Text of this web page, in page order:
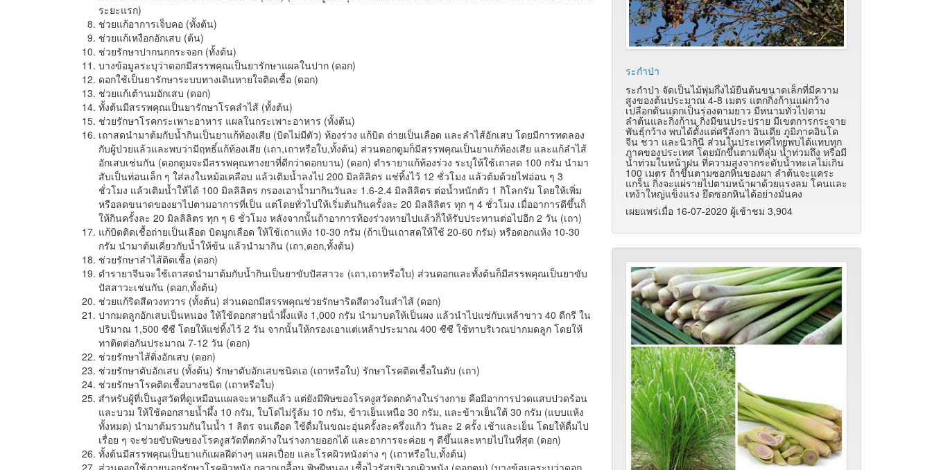
ระยะแรก)
ช่วยแก้อาการเจ็บคอ (ทั้งต้น)
ช่วยแก้เหงือกอักเสบ (ต้น)
ช่วยรักษาปากนกกระจอก (ทั้งต้น)
บางข้อมูลระบุว่าดอกมีสรรพคุณเป็นยารักษาแผลในปาก (ดอก)
ดอกใช้เป็นยารักษาระบบทางเดินหายใจติดเชื้อ (ดอก)
ช่วยแก้เต้านมอักเสบ (ดอก)
ทั้งต้นมีสรรพคุณเป็นยารักษาโรคลำไส้ (ทั้งต้น)
ช่วยรักษาโรคกระเพาะอาหาร แผลในกระเพาะอาหาร (ทั้งต้น)
เถาสดนำมาต้มกับน้ำกินเป็นยาแก้ท้องเสีย (บิดไม่มีตัว) ท้องร่วง แก้บิด ถ่ายเป็นเลือด และลำไส้อักเสบ โดยมีการทดลอง
กับผู้ป่วยแล้วและพบว่ามีฤทธิ์แก้ท้องเสีย (เถา,เถาหรือใบ,ทั้งต้น) ส่วนดอกตูมก็มีสรรพคุณเป็นยาแก้ท้องเสีย และแก้ลำไส้
อักเสบเช่นกัน (ดอกตูมจะมีสรรพคุณทางยาที่ดีกว่าดอกบาน) (ดอก) ตำรายาแก้ท้องร่วง ระบุให้ใช้เถาสด 100 กรัม นำมา
สับเป็นท่อนเล็ก ๆ ใส่ลงในหม้อเคลือบ แล้วเติมน้ำลงไป 200 มิลลิลิตร แช่ทิ้งไว้ 12 ชั่วโมง แล้วต้มด้วยไฟอ่อน ๆ 3
ชั่วโมง แล้วเติมน้ำให้ได้ 100 มิลลิลิตร กรองเอาน้ำมากินวันละ 1.6-2.4 มิลลิลิตร ต่อน้ำหนักตัว 1 กิโลกรัม โดยให้เพิ่ม
หรือลดขนาดของยาไปตามอาการที่เป็น แต่โดยทั่วไปให้เริ่มต้นกินครั้งละ 20 มิลลิลิตร ทุก ๆ 4 ชั่วโมง เมื่ออาการดีขึ้นก็
ให้กินครั้งละ 20 มิลลิลิตร ทุก ๆ 6 ชั่วโมง หลังจากนั้นถ้าอาการท้องร่วงหายไปแล้วก็ให้รับประทานต่อไปอีก 2 วัน (เถา)
แก้บิดติดเชื้อถ่ายเป็นเลือด บิดมูกเลือด ให้ใช้เถาแห้ง 10-30 กรัม (ถ้าเป็นเถาสดให้ใช้ 20-60 กรัม) หรือดอกแห้ง 10-30
กรัม นำมาต้มเคี่ยวกับน้ำให้ข้น แล้วนำมากิน (เถา,ดอก,ทั้งต้น)
ช่วยรักษาลำไส้ติดเชื้อ (ดอก)
ตำรายาจีนจะใช้เถาสดนำมาต้มกับน้ำกินเป็นยาขับปัสสาวะ (เถา,เถาหรือใบ) ส่วนดอกและทั้งต้นก็มีสรรพคุณเป็นยาขับ
ปัสสาวะเช่นกัน (ดอก,ทั้งต้น)
ช่วยแก้ริดสีดวงทวาร (ทั้งต้น) ส่วนดอกมีสรรพคุณช่วยรักษาริดสีดวงในลำไส้ (ดอก)
ปากมดลูกอักเสบเป็นหนอง ให้ใช้ดอกสายน้ําผึ้งแห้ง 1,000 กรัม นำมาบดให้เป็นผง แล้วนำไปแช่กับเหล้าขาว 40 ดีกรี ใน
ปริมาณ 1,500 ซีซี โดยให้แช่ทิ้งไว้ 2 วัน จากนั้นให้กรองเอาแต่เหล้าประมาณ 400 ซีซี ใช้ทาบริเวณปากมดลูก โดยให้
ทาติดต่อกันประมาณ 7-12 วัน (ดอก)
ช่วยรักษาไส้ติ่งอักเสบ (ดอก)
ช่วยรักษาตับอักเสบ (ทั้งต้น) รักษาตับอักเสบชนิดเอ (เถาหรือใบ) รักษาโรคติดเชื้อในตับ (เถา)
ช่วยรักษาโรคติดเชื้อบางชนิด (เถาหรือใบ)
สำหรับผู้ที่เป็นงูสวัดที่ดูเหมือนแผลจะหายดีแล้ว แต่ยังมีพิษของโรคงูสวัดตกค้างในร่างกาย คือมีอาการปวดแสบปวดร้อน
และบวม ให้ใช้ดอกสายน้ำผึ้ง 10 กรัม, ใบโด่ไม่รู้ล้ม 10 กรัม, ข้าวเย็นเหนือ 30 กรัม, และข้าวเย็นใต้ 30 กรัม (แบบแห้ง
ทั้งหมด) นำมาต้มรวมกันในน้ำ 1 ลิตร จนเดือด ใช้ดื่มในขณะอุ่นครั้งละครึ่งแก้ว วันละ 2 ครั้ง เช้าและเย็น โดยให้ดื่มไป
เรื่อย ๆ จะช่วยขับพิษของโรคงูสวัดที่ตกค้างในร่างกายออกได้ และอาการจะค่อย ๆ ดีขึ้นและหายไปในที่สุด (ดอก)
ทั้งต้นมีสรรพคุณเป็นยาแก้แผลฝีต่างๆ แผลเปื่อย และโรคผิวหนังต่าง ๆ (เถาหรือใบ,ทั้งต้น)
ส่วนดอกใช้ภายนอกรักษาโรคผิวหนัง กลากเกลื้อน พิษฝีหนอง เชื้อไวรัสบริเวณผิวหนัง (ดอกตูม) (บางข้อมูลระบุว่าดอก
ระกำป่า
ระกำป่า จัดเป็นไม้พุ่มกึ่งไม้ยืนต้นขนาดเล็กที่มีความ
สูงของต้นประมาณ 4-8 เมตร แตกกิ่งก้านแผ่กว้าง
เปลือกต้นแตกเป็นร่องตามยาว มีหนามทั่วไปตาม
ลำต้นและกิ่งก้าน กิ่งมีขนประปราย มีเขตการกระจาย
พันธุ์กว้าง พบได้ตั้งแต่ศรีลังกา อินเดีย ภูมิภาคอินโด
จีน ชวา และนิวกินี ส่วนในประเทศไทยพบได้แทบทุก
ภาคของประเทศ โดยมักขึ้นตามที่ลุ่ม น้ำท่วมถึง หรือมี
น้ำท่วมในหน้าฝน ที่ความสูงจากระดับน้ำทะเลไม่เกิน
100 เมตร ถ้าขึ้นตามซอกหินของผา ลำต้นจะแคระ
แกร็น กิ่งจะแผ่รายไปตามหน้าผาด้วยแรงลม โคนและ
เหง้าใหญ่แข็งแรง ยึดซอกหินได้อย่างมั่นคง
เผยแพร่เมื่อ 16-07-2020 ผู้เช้าชม 3,904